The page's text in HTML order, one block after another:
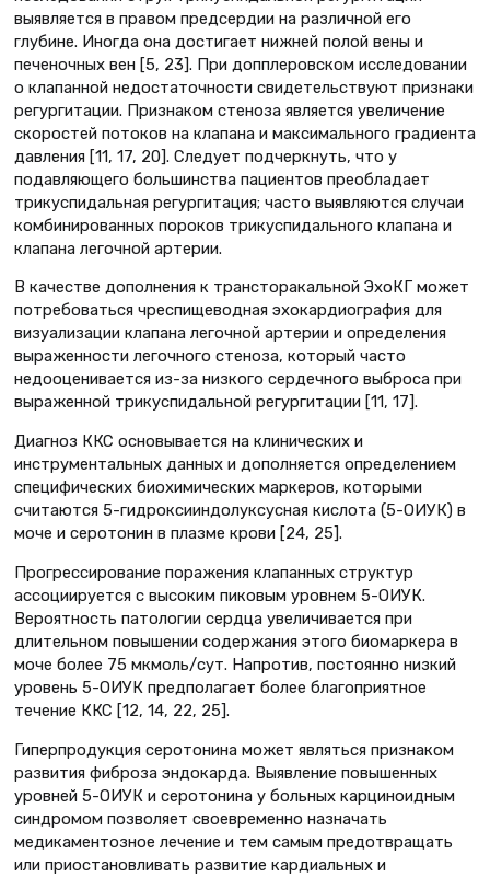
выявляется в правом предсердии на различной его
глубине. Иногда она достигает нижней полой вены и
печеночных вен [5, 23]. При допплеровском исследовании
о клапанной недостаточности свидетельствуют признаки
регургитации. Признаком стеноза является увеличение
скоростей потоков на клапана и максимального градиента
давления [11, 17, 20]. Следует подчеркнуть, что у
подавляющего большинства пациентов преобладает
трикуспидальная регургитация; часто выявляются случаи
комбинированных пороков трикуспидального клапана и
клапана легочной артерии.
В качестве дополнения к трансторакальной ЭхоКГ может
потребоваться чреспищеводная эхокардиография для
визуализации клапана легочной артерии и определения
выраженности легочного стеноза, который часто
недооценивается из-за низкого сердечного выброса при
выраженной трикуспидальной регургитации [11, 17].
Диагноз ККС основывается на клинических и
инструментальных данных и дополняется определением
специфических биохимических маркеров, которыми
считаются 5-гидроксииндолуксусная кислота (5-ОИУК) в
моче и серотонин в плазме крови [24, 25].
Прогрессирование поражения клапанных структур
ассоциируется с высоким пиковым уровнем 5-ОИУК.
Вероятность патологии сердца увеличивается при
длительном повышении содержания этого биомаркера в
моче более 75 мкмоль/сут. Напротив, постоянно низкий
уровень 5-ОИУК предполагает более благоприятное
течение ККС [12, 14, 22, 25].
Гиперпродукция серотонина может являться признаком
развития фиброза эндокарда. Выявление повышенных
уровней 5-ОИУК и серотонина у больных карциноидным
синдромом позволяет своевременно назначать
медикаментозное лечение и тем самым предотвращать
или приостановливать развитие кардиальных и